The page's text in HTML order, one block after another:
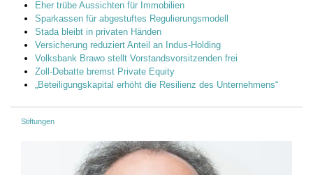
Eher trübe Aussichten für Immobilien
Sparkassen für abgestuftes Regulierungsmodell
Stada bleibt in privaten Händen
Versicherung reduziert Anteil an Indus-Holding
Volksbank Brawo stellt Vorstandsvorsitzenden frei
Zoll-Debatte bremst Private Equity
„Beteiligungskapital erhöht die Resilienz des Unternehmens“
Stiftungen